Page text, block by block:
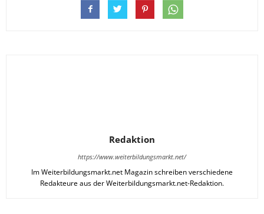
Redaktion
https://www.weiterbildungsmarkt.net/
Im Weiterbildungsmarkt.net Magazin schreiben verschiedene
Redakteure aus der Weiterbildungsmarkt.net-Redaktion.